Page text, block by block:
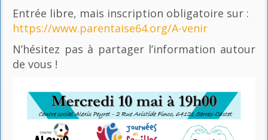
Entrée libre, mais inscription obligatoire sur :
https://www.parentaise64.org/A-venir
N’hésitez pas à partager l’information autour
de vous !